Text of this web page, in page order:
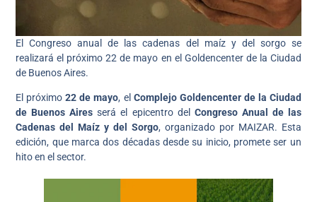
El Congreso anual de las cadenas del maíz y del sorgo se
realizará el próximo 22 de mayo en el Goldencenter de la Ciudad
de Buenos Aires.
El próximo22 de mayo, el Complejo Goldencenter de la Ciudad
de Buenos Aires será el epicentro del Congreso Anual de las
Cadenas del Maíz y del Sorgo, organizado por MAIZAR. Esta
edición, que marca dos décadas desde su inicio, promete ser un
hito en el sector.